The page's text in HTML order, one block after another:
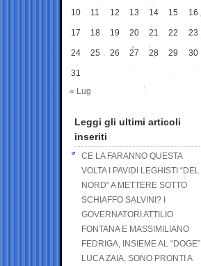
10 11 12 13 14 15 16
17 18 19 20 21 22 23
24 25 26 27 28 29 30
31
« Lug
Leggi gli ultimi articoli
inseriti
CE LA FARANNO QUESTA
VOLTA I PAVIDI LEGHISTI “DEL
NORD” A METTERE SOTTO
SCHIAFFO SALVINI? I
GOVERNATORI ATTILIO
FONTANA E MASSIMILIANO
FEDRIGA, INSIEME AL “DOGE”
LUCA ZAIA, SONO PRONTI A